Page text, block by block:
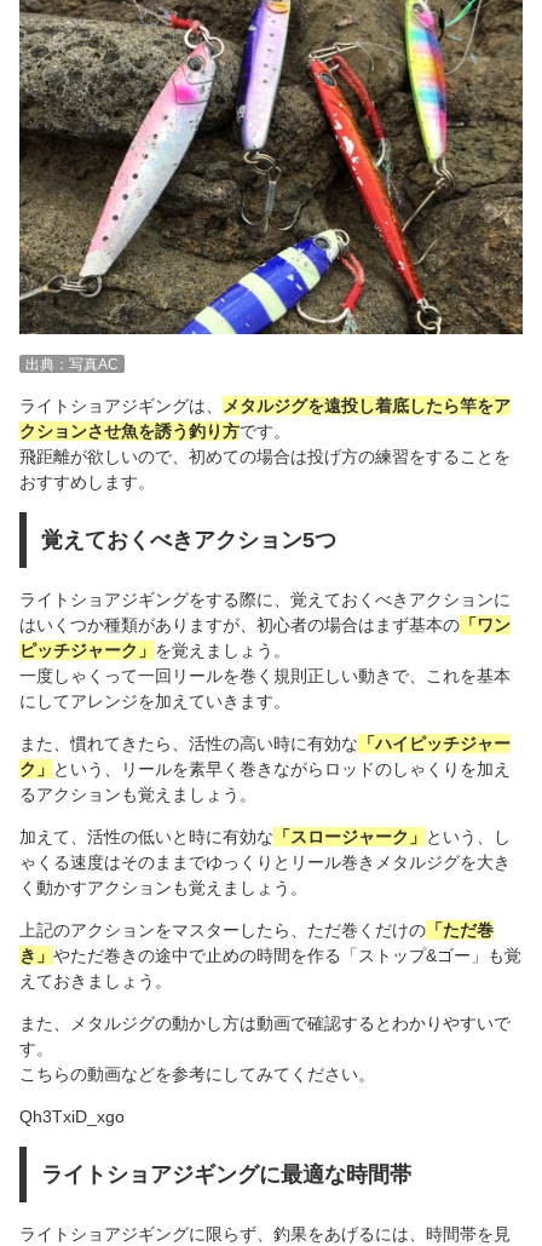
出典：写真AC
ライトショアジギングは、
メタルジグを遠投し着底したら竿をア
クションさせ魚を誘う釣り方です。
飛距離が欲しいので、初めての場合は投げ方の練習をすることを
おすすめします。
覚えておくべきアクション5つ
ライトショアジギングをする際に、覚えておくべきアクションに
はいくつか種類がありますが、初心者の場合はまず基本の 「ワン
ピッチジャーク」 を覚えましょう。
一度しゃくって一回リールを巻く規則正しい動きで、これを基本
にしてアレンジを加えていきます。
また、慣れてきたら、活性の高い時に有効な 「ハイピッチジャー
ク」 という、リールを素早く巻きながらロッドのしゃくりを加え
るアクションも覚えましょう。
加えて、活性の低いと時に有効な 「スロージャーク」 という、し
ゃくる速度はそのままでゆっくりとリール巻きメタルジグを大き
く動かすアクションも覚えましょう。
上記のアクションをマスターしたら、ただ巻くだけの 「ただ巻
き」 やただ巻きの途中で止めの時間を作る「ストップ&ゴー」も覚
えておきましょう。
また、メタルジグの動かし方は動画で確認するとわかりやすいで
す。
こちらの動画などを参考にしてみてください。
Qh3TxiD_xgo
ライトショアジギングに最適な時間帯
ライトショアジギングに限らず、釣果をあげるには、時間帯を見